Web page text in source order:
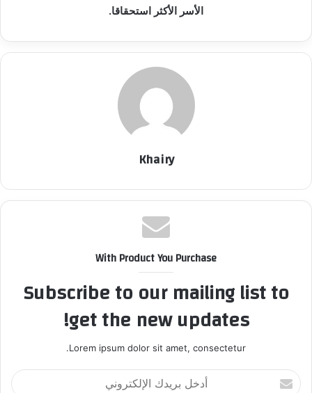
الأسر الأكثر استحقاقا.
Khairy
With Product You Purchase
Subscribe to our mailing list to
get the new updates!
Lorem ipsum dolor sit amet, consectetur.
أ